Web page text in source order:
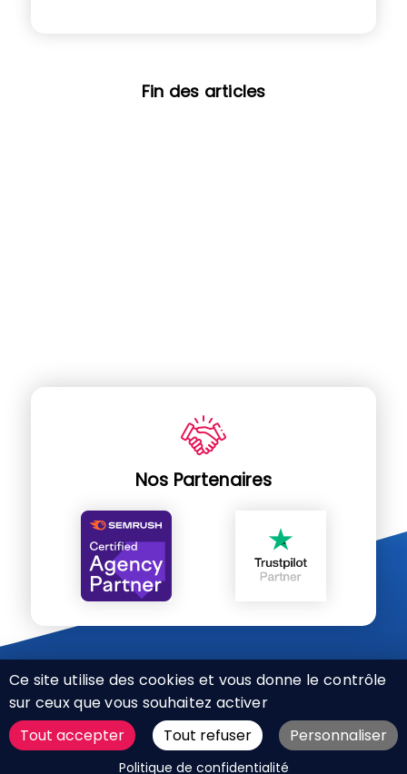
Fin des articles
DEMANDER UN DEVIS
Nos Partenaires
CHARTE RÉSEAUX SOCIAUX
Ce site utilise des cookies et vous donne le contrôle
sur ceux que vous souhaitez activer
Tout accepter
Tout refuser Personnaliser
Politique de confidentialité